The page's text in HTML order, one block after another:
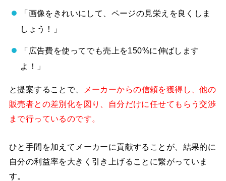
「画像をきれいにして、ページの見栄えを良くしま
しょう！」
「広告費を使ってでも売上を150%に伸ばします
よ！」
と提案することで、
メーカーからの信頼を獲得し、他の
販売者との差別化を図り、自分だけに任せてもらう交渉
まで行っているのです。
ひと手間を加えてメーカーに貢献することが、結果的に
自分の利益率を大きく引き上げることに繋がっていま
す。